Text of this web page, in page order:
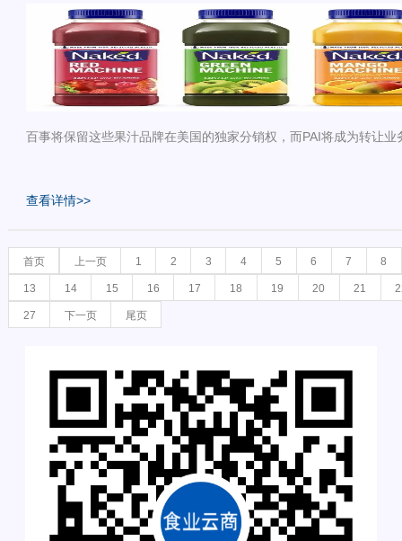
百事将保留这些果汁品牌在美国的独家分销权，而PAI将成为转让业
查看详情>>
首页 上一页 1 2 3 4 5 6 7 8
13 14 15 16 17 18 19 20 21
27 下一页 尾页